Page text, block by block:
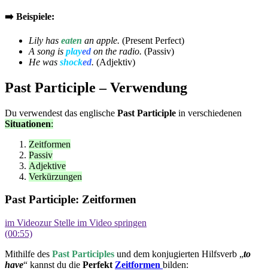
➡️ Beispiele:
Lily has eaten an apple. (Present Perfect)
A song is played on the radio. (Passiv)
He was shocked. (Adjektiv)
Past Participle – Verwendung
Du verwendest das englische Past Participle in verschiedenen
Situationen:
Zeitformen
Passiv
Adjektive
Verkürzungen
Past Participle: Zeitformen
im Videozur Stelle im Video springen
(00:55)
Mithilfe des Past Participles und dem konjugierten Hilfsverb „to
have“ kannst du die Perfekt Zeitformen bilden: